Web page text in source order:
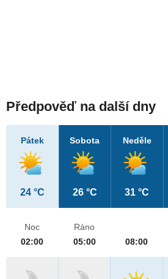
Předpověď na další dny
Pátek
24 °C
Sobota
26 °C
Neděle
31 °C
Noc
02:00
Ráno
05:00
08:00